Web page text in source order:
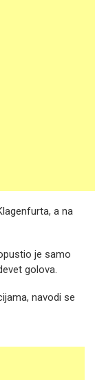
a na
je samo
golova.
navodi se